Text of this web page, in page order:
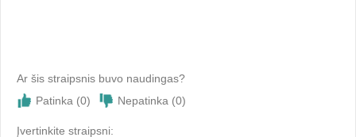
Ar šis straipsnis buvo naudingas?
Patinka (0) Nepatinka (0)
Įvertinkite straipsni: